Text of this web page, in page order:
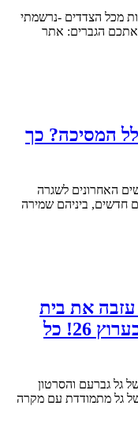
מכל הצדדים -נרשמתי
אתכם הגברים: אתר
המסיכה? כך
האחרונים לשגרה
חדשים, ביניהם שמירה
את בית
״האח הגדול״ בשידור חי בערוץ 26! כל
גל גברעם והסרטון
גל מתמודדת עם מקרה